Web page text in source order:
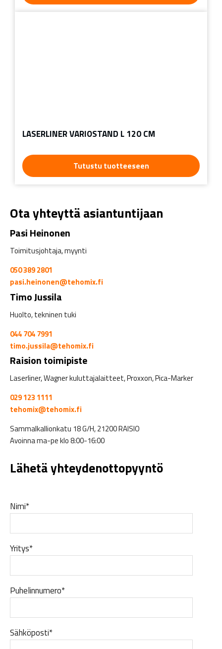
LASERLINER VARIOSTAND L 120 CM
Tutustu tuotteeseen
Ota yhteyttä asiantuntijaan
Pasi Heinonen
Toimitusjohtaja, myynti
050 389 2801
pasi.heinonen@tehomix.fi
Timo Jussila
Huolto, tekninen tuki
044 704 7991
timo.jussila@tehomix.fi
Raision toimipiste
Laserliner, Wagner kuluttajalaitteet, Proxxon, Pica-Marker
029 123 1111
tehomix@tehomix.fi
Sammalkallionkatu 18 G/H, 21200 RAISIO
Avoinna ma-pe klo 8:00-16:00
Lähetä yhteydenottopyyntö
Nimi*
Yritys*
Puhelinnumero*
Sähköposti*